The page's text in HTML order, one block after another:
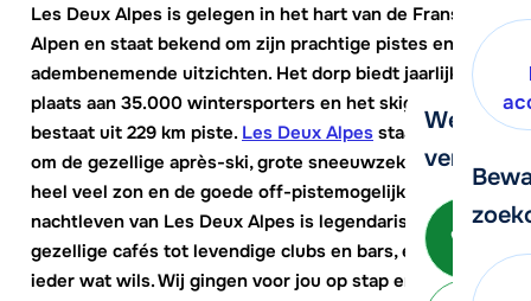
We
verder!
Les Deux Alpes is gelegen in het hart van de Franse
Alpen en staat bekend om zijn prachtige pistes en
adembenemende uitzichten. Het dorp biedt jaarlijks
plaats aan 35.000 wintersporters en het skigebied
bestaat uit 229 km piste. Les Deux Alpes staat bekend
om de gezellige après-ski, grote sneeuwzekerheid,
heel veel zon en de goede off-pistemogelijkheden. Het
nachtleven van Les Deux Alpes is legendarisch. Van
gezellige cafés tot levendige clubs en bars, er is voor
ieder wat wils. Wij gingen voor jou op stap en geven